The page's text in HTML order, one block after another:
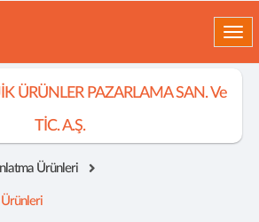
ÜRÜNLER PAZARLAMA SAN. Ve
TİC. A.Ş.
Ürünleri
Ürünleri